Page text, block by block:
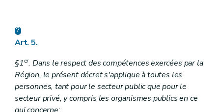
Art. 5.
§1er. Dans le respect des compétences exercées par la
Région, le présent décret s'applique à toutes les
personnes, tant pour le secteur public que pour le
secteur privé, y compris les organismes publics en ce